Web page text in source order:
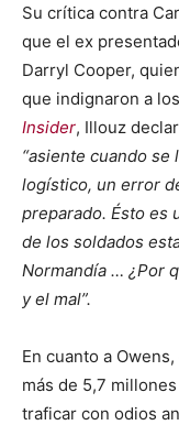
Su crítica contra
que el ex
Darryl Cooper,
que indignaron a
Insider, Illouz
“asiente cuando
logístico, un error
preparado. Ésto es
de los soldados
Normandía … ¿Por
y el mal”.
En cuanto a
más de 5,7
traficar con odios